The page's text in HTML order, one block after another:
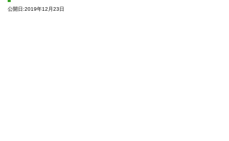
公開日:2019年12月23日